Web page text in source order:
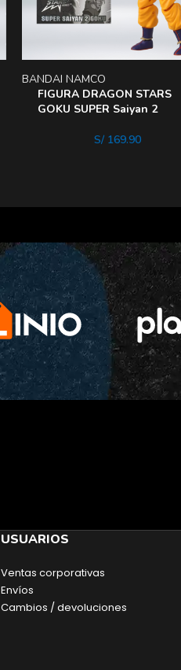
FIGURA DRAGON STARS
GOKU SUPER Saiyan 2
BANDAI NAMCO
S/169.90
USUARIOS
Ventas corporativas
Envíos
Cambios / devoluciones